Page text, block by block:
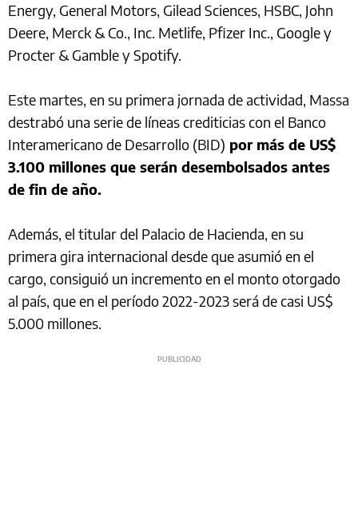
Energy, General Motors, Gilead Sciences, HSBC, John
Deere, Merck & Co., Inc. Metlife, Pfizer Inc., Google y
Procter & Gamble y Spotify.
Este martes, en su primera jornada de actividad, Massa
destrabó una serie de líneas crediticias con el Banco
Interamericano de Desarrollo (BID) por más de US$
3.100 millones que serán desembolsados antes
de fin de año.
Además, el titular del Palacio de Hacienda, en su
primera gira internacional desde que asumió en el
cargo, consiguió un incremento en el monto otorgado
al país, que en el período 2022-2023 será de casi US$
5.000 millones.